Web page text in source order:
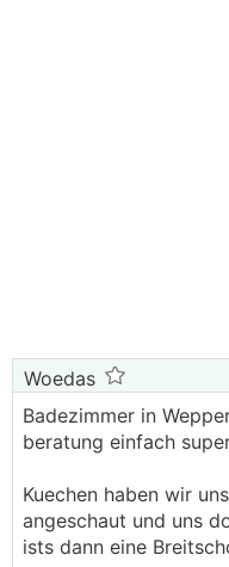
Woedas
Badezimmer in
beratung einfach
Kuechen haben wir
angeschaut und uns
ists dann eine